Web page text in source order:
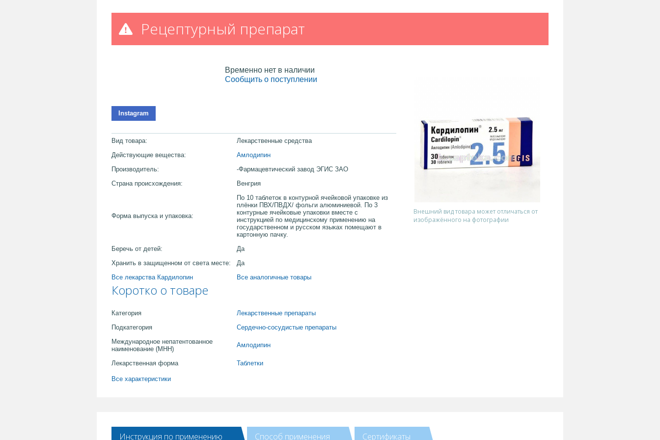
Рецептурный препарат
Временно нет в наличии
Сообщить о поступлении
Instagram
Вид товара:
Лекарственные средства
Действующие вещества:
Амлодипин
Производитель:
-Фармацевтический завод ЭГИС ЗАО
Страна происхождения:
Венгрия
Форма выпуска и упаковка:
По 10 таблеток в контурной ячейковой упаковке из
плёнки ПВХ/ПВДХ/ фольги алюминиевой. По 3
контурные ячейковые упаковки вместе с
инструкцией по медицинскому применению на
государственном и русском языках помещают в
картонную пачку.
Беречь от детей:
Да
Хранить в защищенном от света месте:
Да
Все лекарства Кардилопин
Все аналогичные товары
Коротко о товаре
Категория
Лекарственные препараты
Подкатегория
Сердечно-сосудистые препараты
Международное непатентованное
наименование (МНН)
Амлодипин
Лекарственная форма Таблетки
Все характеристики
Внешний вид товара может отличаться от
изображённого на фотографии
Инструкция по применению Способ применения Сертификаты